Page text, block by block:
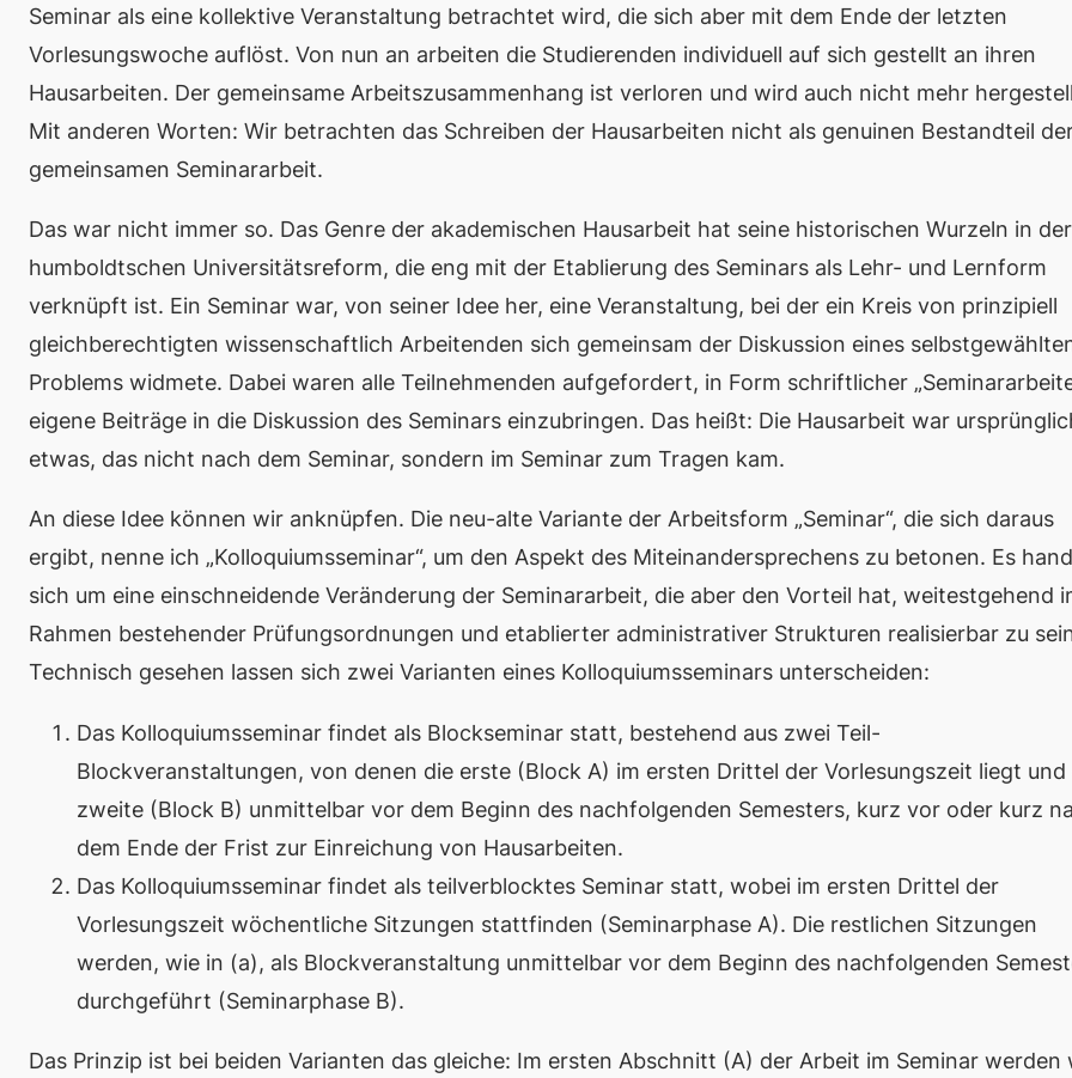
Seminar als eine kollektive Veranstaltung betrachtet wird, die sich aber mit dem Ende der letzten
Vorlesungswoche auflöst. Von nun an arbeiten die Studierenden individuell auf sich gestellt an ihren
Hausarbeiten. Der gemeinsame Arbeitszusammenhang ist verloren und wird auch nicht mehr
Mit anderen Worten: Wir betrachten das Schreiben der Hausarbeiten nicht als genuinen Bestandteil
gemeinsamen Seminararbeit.
Das war nicht immer so. Das Genre der akademischen Hausarbeit hat seine historischen Wurzeln in der
humboldtschen Universitätsreform, die eng mit der Etablierung des Seminars als Lehr- und Lernform
verknüpft ist. Ein Seminar war, von seiner Idee her, eine Veranstaltung, bei der ein Kreis von prinzipiell
gleichberechtigten wissenschaftlich Arbeitenden sich gemeinsam der Diskussion eines
Problems widmete. Dabei waren alle Teilnehmenden aufgefordert, in Form schriftlicher
eigene Beiträge in die Diskussion des Seminars einzubringen. Das heißt: Die Hausarbeit war
etwas, das nicht nach dem Seminar, sondern im Seminar zum Tragen kam.
An diese Idee können wir anknüpfen. Die neu-alte Variante der Arbeitsform „Seminar“, die sich daraus
ergibt, nenne ich „Kolloquiumsseminar“, um den Aspekt des Miteinandersprechens zu betonen. Es
sich um eine einschneidende Veränderung der Seminararbeit, die aber den Vorteil hat, weitestgehend
Rahmen bestehender Prüfungsordnungen und etablierter administrativer Strukturen realisierbar zu
Technisch gesehen lassen sich zwei Varianten eines Kolloquiumsseminars unterscheiden:
Das Kolloquiumsseminar findet als Blockseminar statt, bestehend aus zwei Teil-
Blockveranstaltungen, von denen die erste (Block A) im ersten Drittel der Vorlesungszeit liegt und
zweite (Block B) unmittelbar vor dem Beginn des nachfolgenden Semesters, kurz vor oder kurz
dem Ende der Frist zur Einreichung von Hausarbeiten.
Das Kolloquiumsseminar findet als teilverblocktes Seminar statt, wobei im ersten Drittel der
Vorlesungszeit wöchentliche Sitzungen stattfinden (Seminarphase A). Die restlichen Sitzungen
werden, wie in (a), als Blockveranstaltung unmittelbar vor dem Beginn des nachfolgenden
durchgeführt (Seminarphase B).
Das Prinzip ist bei beiden Varianten das gleiche: Im ersten Abschnitt (A) der Arbeit im Seminar werden